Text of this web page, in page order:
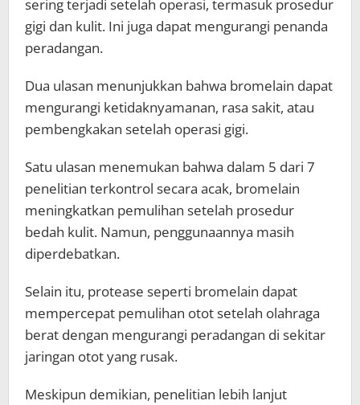
sering terjadi setelah operasi, termasuk prosedur
gigi dan kulit. Ini juga dapat mengurangi penanda
peradangan.
Dua ulasan menunjukkan bahwa bromelain dapat
mengurangi ketidaknyamanan, rasa sakit, atau
pembengkakan setelah operasi gigi.
Satu ulasan menemukan bahwa dalam 5 dari 7
penelitian terkontrol secara acak, bromelain
meningkatkan pemulihan setelah prosedur
bedah kulit. Namun, penggunaannya masih
diperdebatkan.
Selain itu, protease seperti bromelain dapat
mempercepat pemulihan otot setelah olahraga
berat dengan mengurangi peradangan di sekitar
jaringan otot yang rusak.
Meskipun demikian, penelitian lebih lanjut